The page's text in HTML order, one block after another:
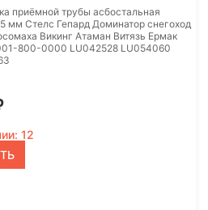
приёмной трубы асбостальная
мм Стелс Гепард Доминатор снегоход
Викинг Атаман Витязь Ермак
800-0000 LU042528 LU054060
12